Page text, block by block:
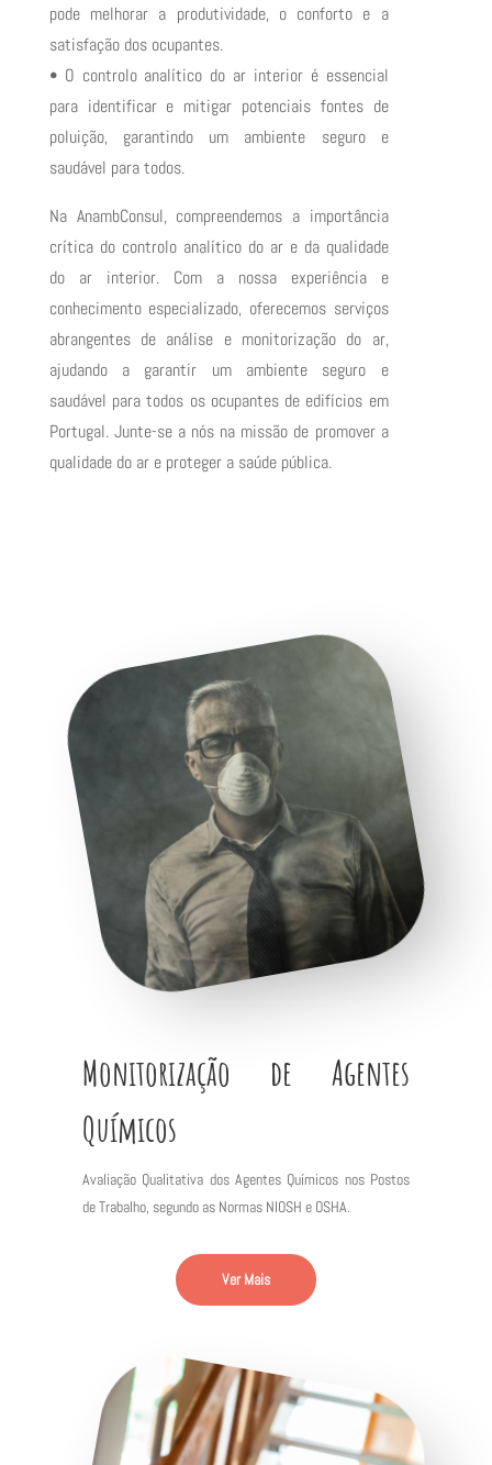
pode melhorar a produtividade, o conforto e a
satisfação dos ocupantes.
• O controlo analítico do ar interior é essencial
para identificar e mitigar potenciais fontes de
poluição, garantindo um ambiente seguro e
saudável para todos.
Na AnambConsul, compreendemos a importância
crítica do controlo analítico do ar e da qualidade
do ar interior. Com a nossa experiência e
conhecimento especializado, oferecemos serviços
abrangentes de análise e monitorização do ar,
ajudando a garantir um ambiente seguro e
saudável para todos os ocupantes de edifícios em
Portugal. Junte-se a nós na missão de promover a
qualidade do ar e proteger a saúde pública.
Monitorização de Agentes
Químicos
Avaliação Qualitativa dos Agentes Químicos nos Postos
de Trabalho, segundo as Normas NIOSH e OSHA.
Ver Mais